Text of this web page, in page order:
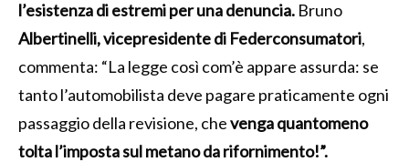
l’esistenza di estremi per una denuncia. Bruno
Albertinelli, vicepresidente di Federconsumatori,
commenta: “La legge così com’è appare assurda: se
tanto l’automobilista deve pagare praticamente ogni
passaggio della revisione, chevenga quantomeno
tolta l’imposta sul metano da rifornimento!”.